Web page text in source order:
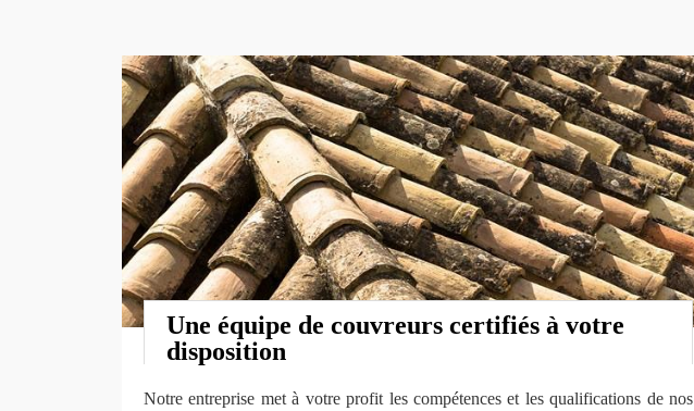
Une équipe de couvreurs certifiés à votre
disposition
Notre entreprise met à votre profit les compétences et les qualifications de nos